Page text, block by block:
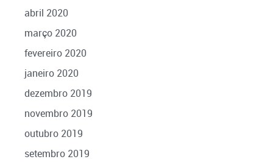
abril 2020
março 2020
fevereiro 2020
janeiro 2020
dezembro 2019
novembro 2019
outubro 2019
setembro 2019